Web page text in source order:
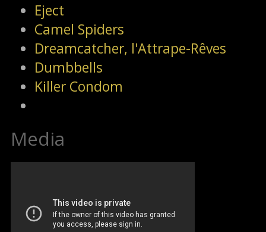
Eject
Camel Spiders
Dreamcatcher, l'Attrape-Rêves
Dumbbells
Killer Condom
Media